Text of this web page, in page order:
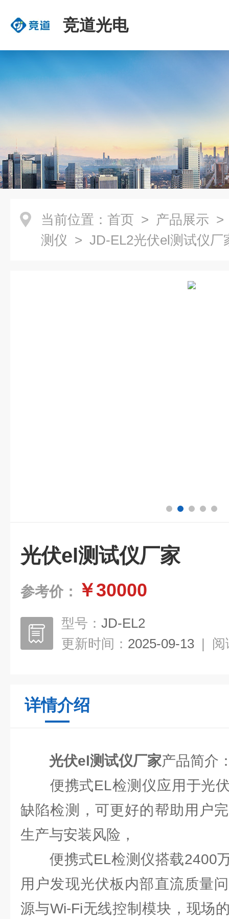
竞道光电
当前位置： 首页 > 产品展示
测仪 > JD-EL2光伏el测试仪厂
光伏el测试仪厂家
参考价： ￥30000
型号： JD-EL2
更新时间： 2025-09-13 | 阅
详情介绍
光伏el测试仪厂家产品简介
便携式EL检测仪应用于光伏
缺陷检测，可更好的帮助用户
生产与安装风险，
便携式EL检测仪搭载2400万
用户发现光伏板内部直流质量
源与Wi-Fi无线控制模块，现场